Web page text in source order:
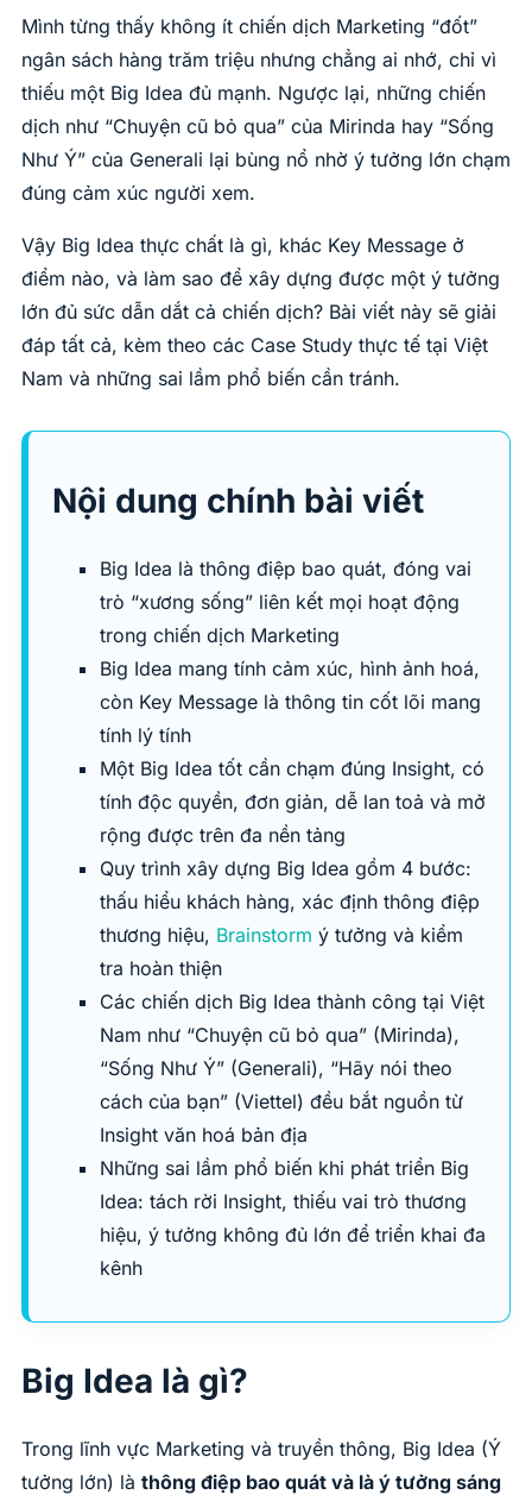
Mình từng thấy không ít chiến dịch Marketing “đốt”
ngân sách hàng trăm triệu nhưng chẳng ai nhớ, chỉ vì
thiếu một Big Idea đủ mạnh. Ngược lại, những chiến
dịch như “Chuyện cũ bỏ qua” của Mirinda hay “Sống
Như Ý” của Generali lại bùng nổ nhờ ý tưởng lớn chạm
đúng cảm xúc người xem.
Vậy Big Idea thực chất là gì, khác Key Message ở
điểm nào, và làm sao để xây dựng được một ý tưởng
lớn đủ sức dẫn dắt cả chiến dịch? Bài viết này sẽ giải
đáp tất cả, kèm theo các Case Study thực tế tại Việt
Nam và những sai lầm phổ biến cần tránh.
Nội dung chính bài viết
Big Idea là thông điệp bao quát, đóng vai
trò “xương sống” liên kết mọi hoạt động
trong chiến dịch Marketing
Big Idea mang tính cảm xúc, hình ảnh hoá,
còn Key Message là thông tin cốt lõi mang
tính lý tính
Một Big Idea tốt cần chạm đúng Insight, có
tính độc quyền, đơn giản, dễ lan toả và mở
rộng được trên đa nền tảng
Quy trình xây dựng Big Idea gồm 4 bước:
thấu hiểu khách hàng, xác định thông điệp
thương hiệu, Brainstorm ý tưởng và kiểm
tra hoàn thiện
Các chiến dịch Big Idea thành công tại Việt
Nam như “Chuyện cũ bỏ qua” (Mirinda),
“Sống Như Ý” (Generali), “Hãy nói theo
cách của bạn” (Viettel) đều bắt nguồn từ
Insight văn hoá bản địa
Những sai lầm phổ biến khi phát triển Big
Idea: tách rời Insight, thiếu vai trò thương
hiệu, ý tưởng không đủ lớn để triển khai đa
kênh
Big Idea là gì?
Trong lĩnh vực Marketing và truyền thông, Big Idea (Ý
tưởng lớn) là thông điệp bao quát và là ý tưởng sáng